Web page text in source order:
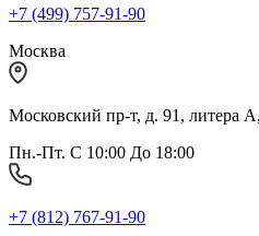
+7 (499) 757-91-90
Москва
Московский пр-т, д. 91, литера
Пн.-Пт. С 10:00 До 18:00
+7 (812) 767-91-90